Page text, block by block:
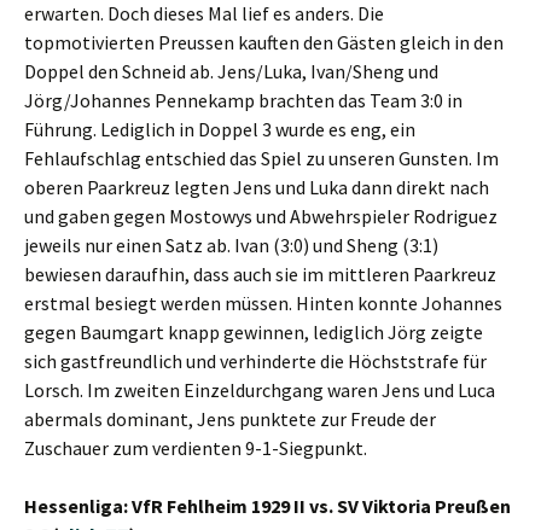
erwarten. Doch dieses Mal lief es anders. Die
topmotivierten Preussen kauften den Gästen gleich in den
Doppel den Schneid ab. Jens/Luka, Ivan/Sheng und
Jörg/Johannes Pennekamp brachten das Team 3:0 in
Führung. Lediglich in Doppel 3 wurde es eng, ein
Fehlaufschlag entschied das Spiel zu unseren Gunsten. Im
oberen Paarkreuz legten Jens und Luka dann direkt nach
und gaben gegen Mostowys und Abwehrspieler Rodriguez
jeweils nur einen Satz ab. Ivan (3:0) und Sheng (3:1)
bewiesen daraufhin, dass auch sie im mittleren Paarkreuz
erstmal besiegt werden müssen. Hinten konnte Johannes
gegen Baumgart knapp gewinnen, lediglich Jörg zeigte
sich gastfreundlich und verhinderte die Höchststrafe für
Lorsch. Im zweiten Einzeldurchgang waren Jens und Luca
abermals dominant, Jens punktete zur Freude der
Zuschauer zum verdienten 9-1-Siegpunkt.
Hessenliga: VfR Fehlheim 1929 II vs. SV Viktoria Preußen